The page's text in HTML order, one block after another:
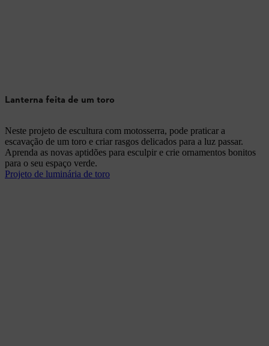
Lanterna feita de um toro
Neste projeto de escultura com motosserra, pode praticar a
escavação de um toro e criar rasgos delicados para a luz passar.
Aprenda as novas aptidões para esculpir e crie ornamentos bonitos
para o seu espaço verde.
Projeto de luminária de toro